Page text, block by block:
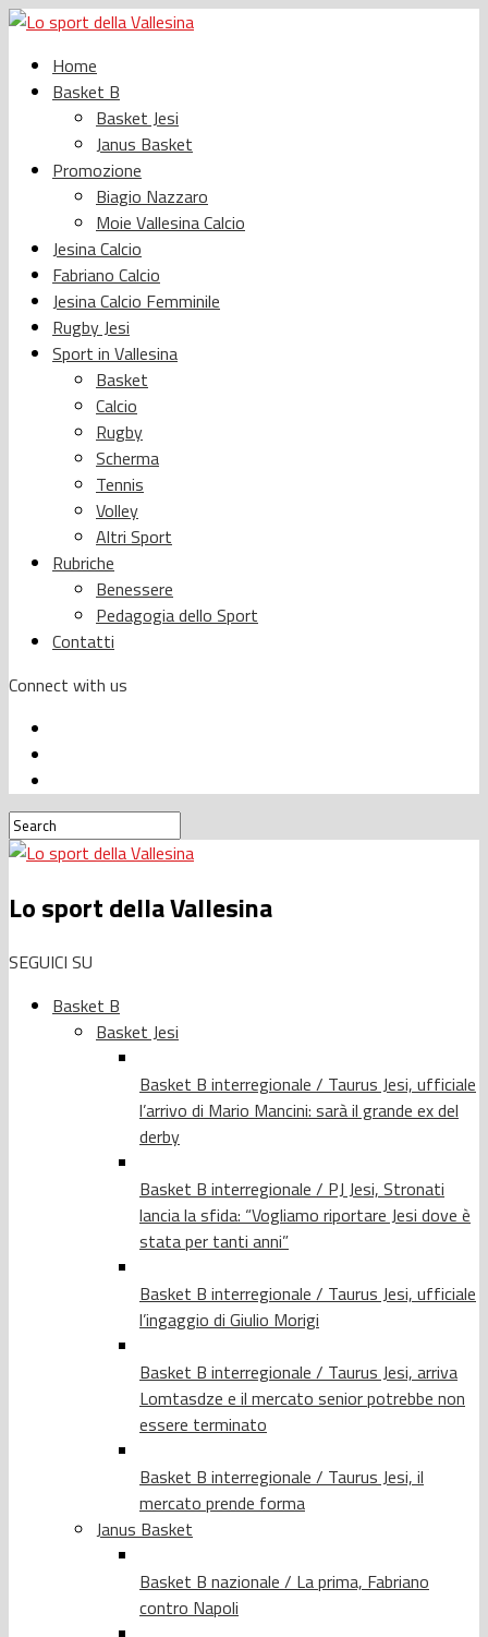
Home
Basket B
Basket Jesi
Janus Basket
Promozione
Biagio Nazzaro
Moie Vallesina Calcio
Jesina Calcio
Fabriano Calcio
Jesina Calcio Femminile
Rugby Jesi
Sport in Vallesina
Basket
Calcio
Rugby
Scherma
Tennis
Volley
Altri Sport
Rubriche
Benessere
Pedagogia dello Sport
Contatti
Connect with us
Lo sport della Vallesina
SEGUICI SU
Basket B
Basket Jesi
Basket B interregionale / Taurus Jesi, ufficiale
l’arrivo di Mario Mancini: sarà il grande ex del
derby
Basket B interregionale / PJ Jesi, Stronati
lancia la sfida: “Vogliamo riportare Jesi dove è
stata per tanti anni”
Basket B interregionale / Taurus Jesi, ufficiale
l’ingaggio di Giulio Morigi
Basket B interregionale / Taurus Jesi, arriva
Lomtasdze e il mercato senior potrebbe non
essere terminato
Basket B interregionale / Taurus Jesi, il
mercato prende forma
Janus Basket
Basket B nazionale / La prima, Fabriano
contro Napoli